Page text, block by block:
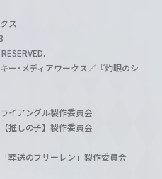
ス
ー･メディアワークス／『灼眼のシ
イアングル製作委員会
推しの子】製作委員会
葬送のフリーレン」製作委員会